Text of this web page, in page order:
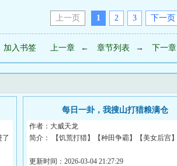
上一页 1 2 3 下一页
加入书签 上一章 ← 章节列表 → 下一章
每日一卦，我搜山打猎粮满仓
作者：大威天龙
简介： 【饥荒打猎】【种田争霸】【美女后宫】
穿越王朝末年，正值饥...
更新时间：2026-03-04 21:27:29